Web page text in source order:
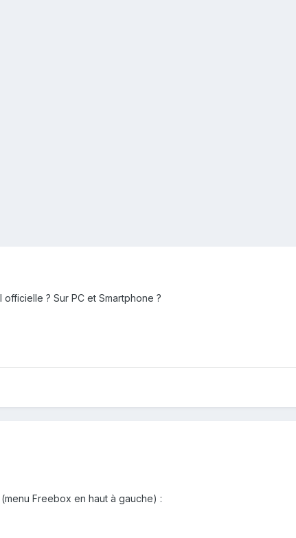
? Sur PC et Smartphone ?
(menu Freebox en haut à gauche) :